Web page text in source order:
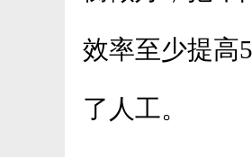
效率至少提高
了人工。